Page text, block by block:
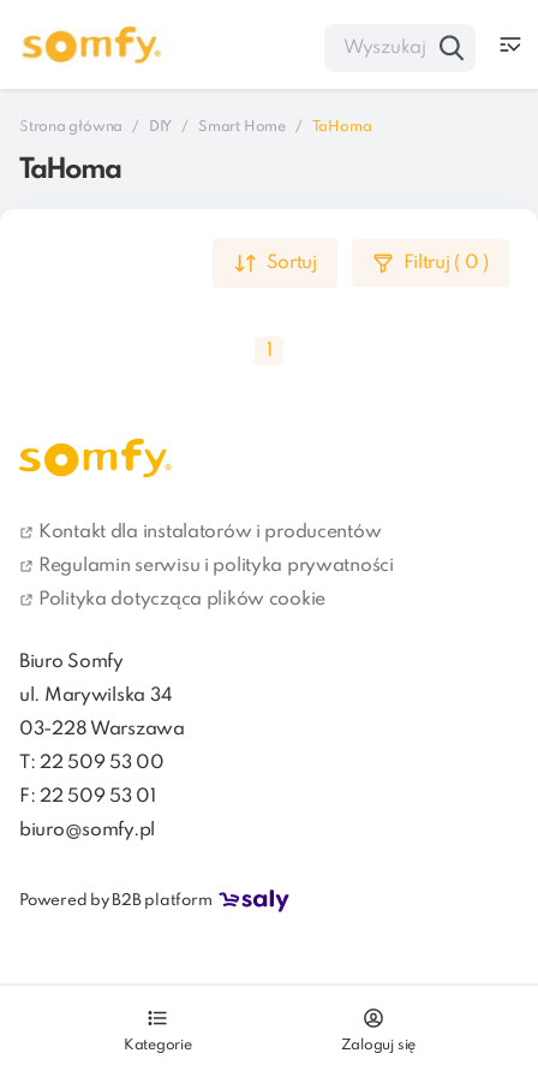
Kategorie Zaloguj się
Strona główna DIY Smart Home TaHoma
TaHoma
Sortuj Filtruj ( 0 )
Kontakt dla instalatorów i producentów
Regulamin serwisu i polityka prywatności
Polityka dotycząca plików cookie
Biuro Somfy
ul. Marywilska 34
03-228 Warszawa
T: 22 509 53 00
F: 22 509 53 01
biuro@somfy.pl
Powered by B2B platform